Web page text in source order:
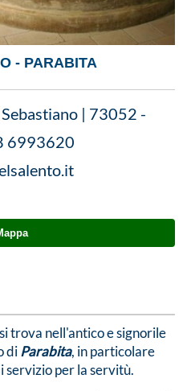
- PARABITA
| 73052 -
6993620
trova nell'antico e signorile
diParabita, in particolare
servizio per la servitù.